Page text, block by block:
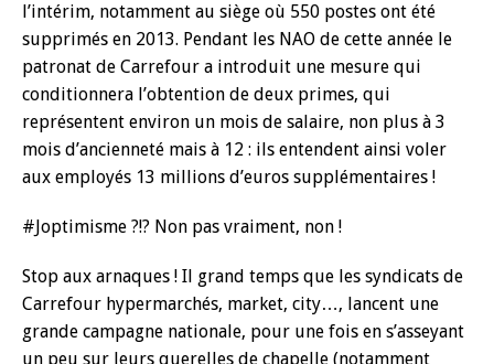
l’intérim, notamment au siège où 550 postes ont été
supprimés en 2013. Pendant les NAO de cette année le
patronat de Carrefour a introduit une mesure qui
conditionnera l’obtention de deux primes, qui
représentent environ un mois de salaire, non plus à 3
mois d’ancienneté mais à 12 : ils entendent ainsi voler
aux employés 13 millions d’euros supplémentaires !
#Joptimisme ?!? Non pas vraiment, non !
Stop aux arnaques ! Il grand temps que les syndicats de
Carrefour hypermarchés, market, city…, lancent une
grande campagne nationale, pour une fois en s’asseyant
un peu sur leurs querelles de chapelle (notamment